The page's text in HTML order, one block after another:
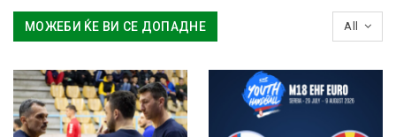
All
МОЖЕБИ ЌЕ ВИ СЕ ДОПАДНЕ